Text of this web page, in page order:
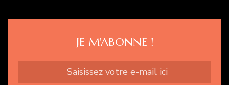
JE M'ABONNE !